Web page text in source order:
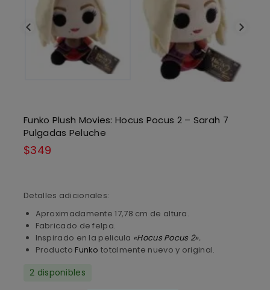
Funko Plush Movies: Hocus Pocus 2 – Sarah 7
Pulgadas Peluche
$349
Detalles adicionales:
Aproximadamente 17,78 cm de altura.
Fabricado de felpa.
Inspirado en la pelicula «Hocus Pocus 2».
Producto Funko totalmente nuevo y original.
2 disponibles